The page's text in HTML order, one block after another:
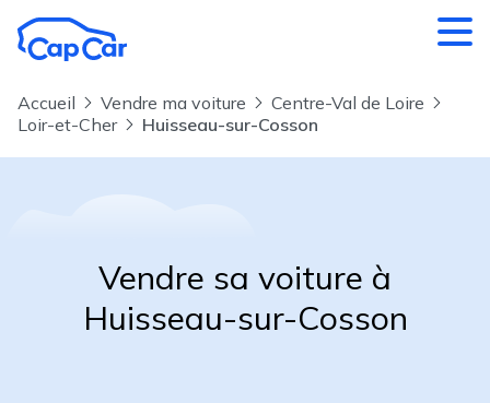
Accueil Vendre ma voiture
Centre-Val de Loire
Loir-et-Cher
Huisseau-sur-Cosson
Vendre sa voiture à
Huisseau-sur-Cosson